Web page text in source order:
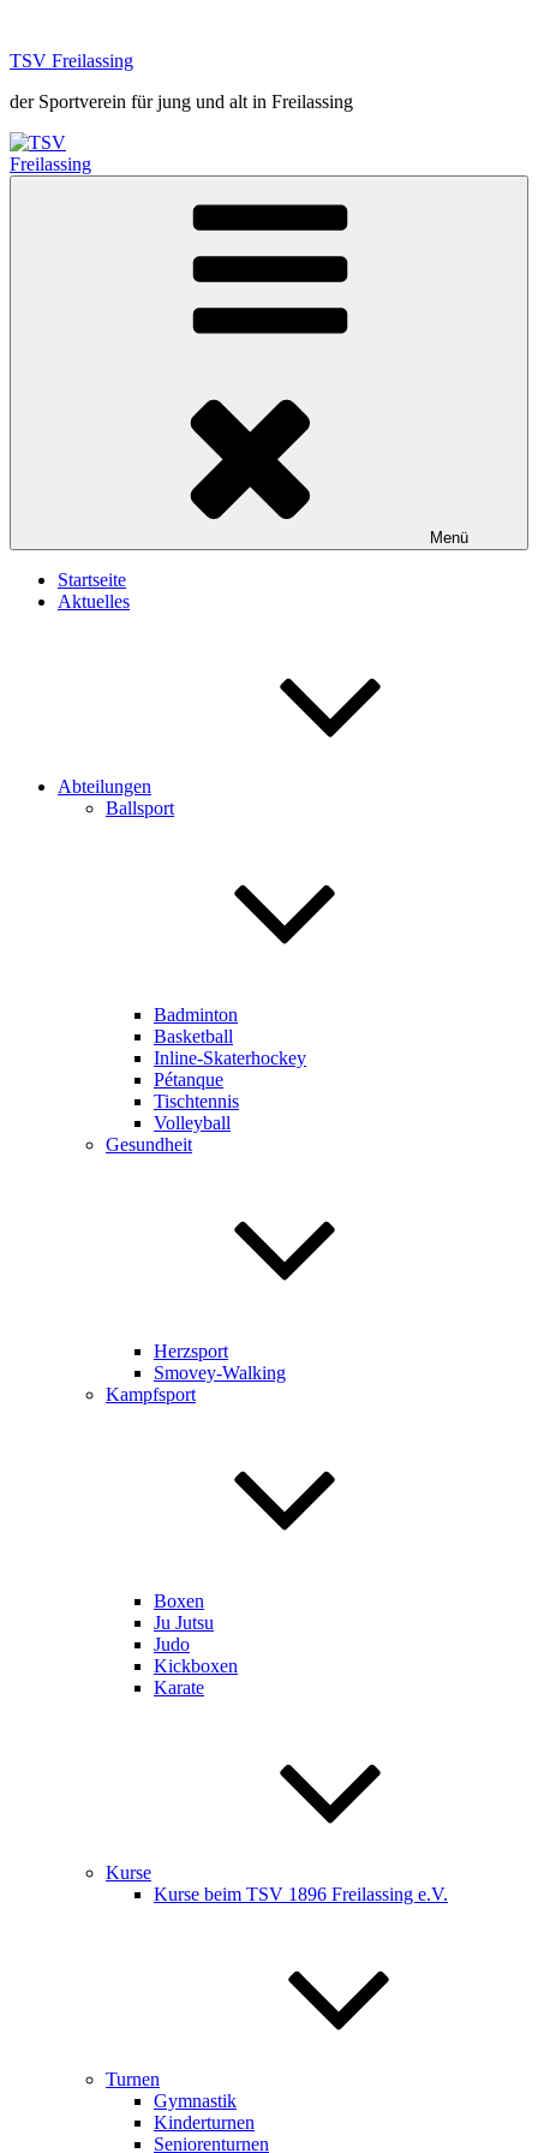
springen
TSV Freilassing
der Sportverein für jung und alt in Freilassing
Menü
Startseite
Aktuelles
Abteilungen
Ballsport
Badminton
Basketball
Inline-Skaterhockey
Pétanque
Tischtennis
Volleyball
Gesundheit
Herzsport
Smovey-Walking
Kampfsport
Boxen
Ju Jutsu
Judo
Kickboxen
Karate
Kurse
Kurse beim TSV 1896 Freilassing e.V.
Turnen
Gymnastik
Kinderturnen
Seniorenturnen